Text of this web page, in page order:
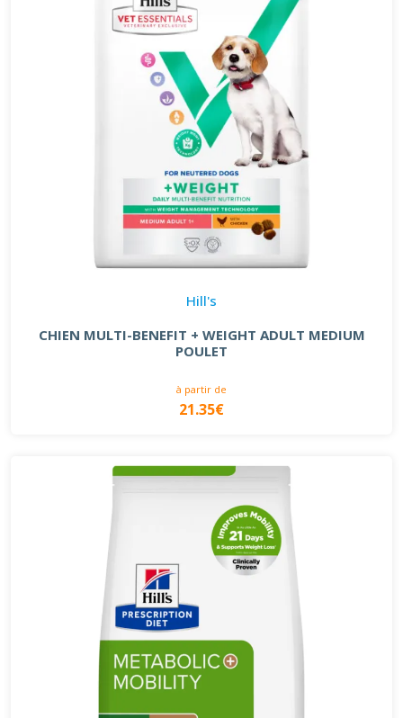
Hill's
CHIEN MULTI-BENEFIT + WEIGHT ADULT MEDIUM
POULET
à partir de
21.35€